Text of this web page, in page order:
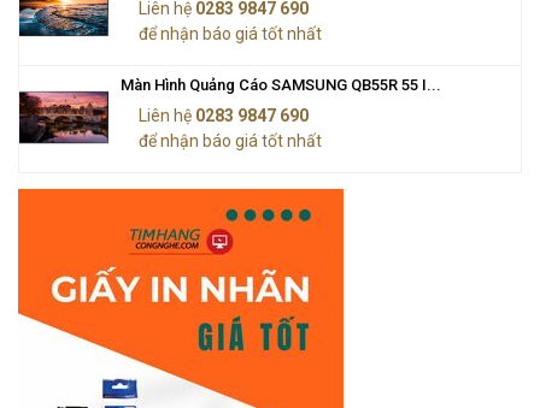
Liên hệ 0283 9847 690
để nhận báo giá tốt nhất
Màn Hình Quảng Cáo SAMSUNG QB55R 55 I...
Liên hệ 0283 9847 690
để nhận báo giá tốt nhất